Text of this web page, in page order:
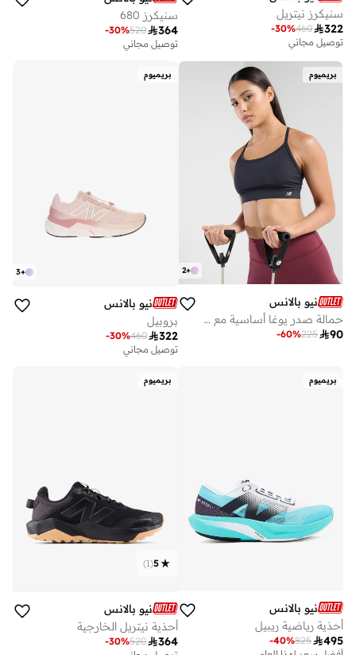
سنيكرز نيتريل
322
460
-30%
توصيل مجاني
سنيكرز 680
364
520
-30%
توصيل مجاني
بريميوم
+
2
نيو بالانس
حمالة صدر يوغا أساسية مع وسادات قابلة للإزالة
90
225
-60%
بريميوم
+
3
نيو بالانس
بروبيل
322
460
-30%
توصيل مجاني
بريميوم
نيو بالانس
أحذية رياضية ريبيل
495
825
-40%
أفضل سعر لهذا العام
توصيل مجاني
بريميوم
5
(
1
)
نيو بالانس
أحذية نيتريل الخارجية
364
520
-30%